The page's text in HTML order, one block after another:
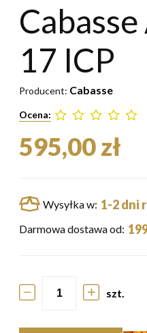
17 ICP
Producent: Cabasse
Ocena:
595,00 zł
Wysyłka w: 1-2 dni
Darmowa dostawa od:
szt.